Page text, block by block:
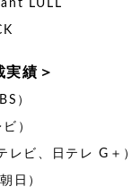
LULL
実績＞
）
）
レビ、日テレ G＋）
日）